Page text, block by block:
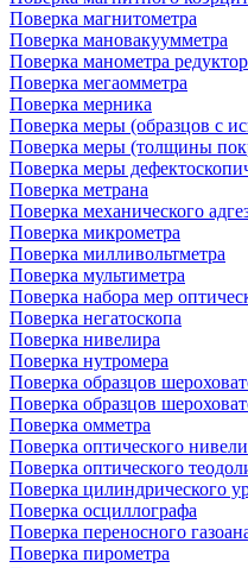
Поверка магнитометра
Поверка мановакуумметра
Поверка манометра
Поверка мегаомметра
Поверка мерника
Поверка меры (образцов с
Поверка меры (толщины
Поверка меры
Поверка метрана
Поверка механического
Поверка микрометра
Поверка милливольтметра
Поверка мультиметра
Поверка набора мер
Поверка негатоскопа
Поверка нивелира
Поверка нутромера
Поверка образцов
Поверка образцов
Поверка омметра
Поверка оптического
Поверка оптического
Поверка цилиндрического
Поверка осциллографа
Поверка переносного
Поверка пирометра